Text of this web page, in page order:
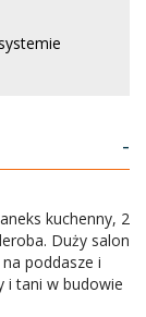
-
kuchenny, 2
Duży salon
poddasze i
i tani w budowie